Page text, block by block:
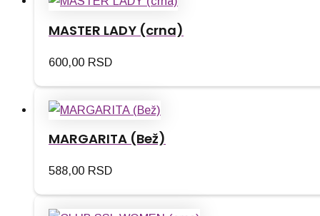
MASTER LADY (crna)
600,00 RSD
MARGARITA (Bež)
588,00 RSD